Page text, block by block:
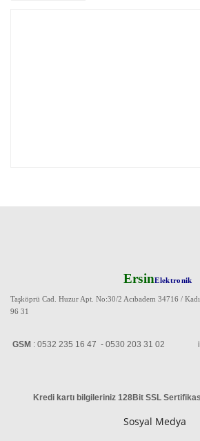
ErsinElektronik
Taşköprü Cad. Huzur Apt. No:30/2 Acıbadem 34716 /
96 31
GSM : 0532 235 16 47 - 0530 203 31 02
Kredi kartı bilgileriniz 128Bit SSL
Sosyal Medya